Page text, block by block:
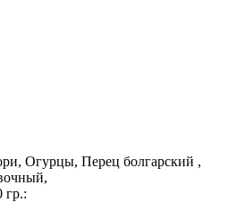
Огурцы, Перец болгарский ,
гр.: